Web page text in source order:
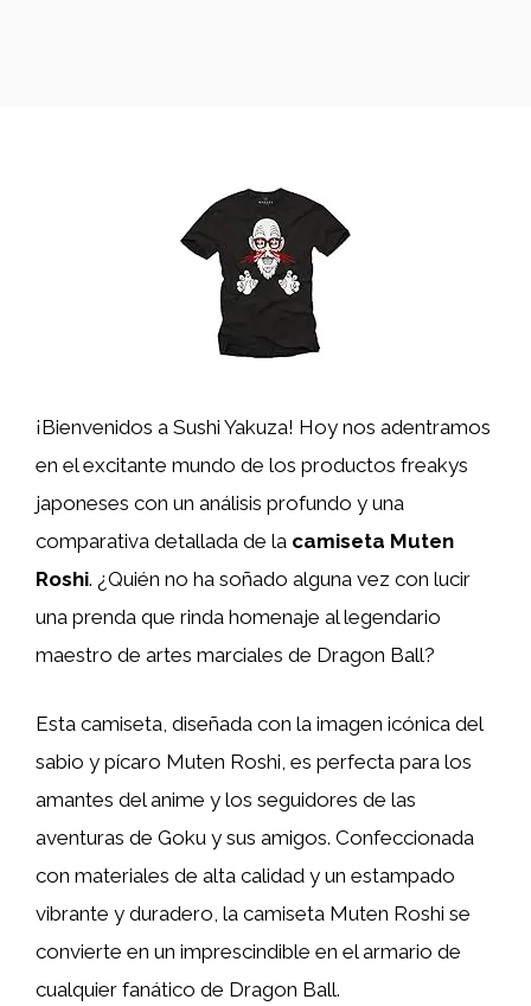
¡Bienvenidos a Sushi Yakuza! Hoy nos adentramos
en el excitante mundo de los productos freakys
japoneses con un análisis profundo y una
comparativa detallada de la camiseta Muten
Roshi. ¿Quién no ha soñado alguna vez con lucir
una prenda que rinda homenaje al legendario
maestro de artes marciales de Dragon Ball?
Esta camiseta, diseñada con la imagen icónica del
sabio y pícaro Muten Roshi, es perfecta para los
amantes del anime y los seguidores de las
aventuras de Goku y sus amigos. Confeccionada
con materiales de alta calidad y un estampado
vibrante y duradero, la camiseta Muten Roshi se
convierte en un imprescindible en el armario de
cualquier fanático de Dragon Ball.